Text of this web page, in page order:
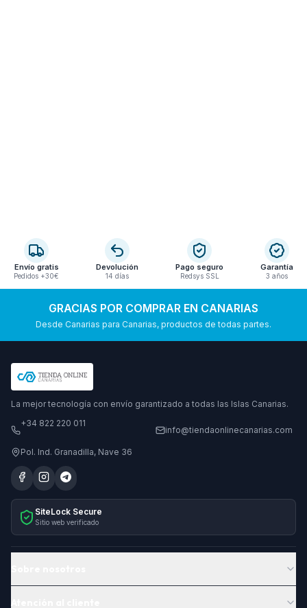
Envío gratis
Pedidos +30€
Devolución
14 días
Pago seguro
Redsys SSL
Garantía
3 años
GRACIAS POR COMPRAR EN CANARIAS
Desde Canarias para Canarias, productos de todas partes.
La mejor tecnología con envío garantizado a todas las Islas Canarias.
+34 822 220 011
info@tiendaonlinecanarias.com
Pol. Ind. Granadilla, Nave 36
SiteLock Secure
Sitio web verificado